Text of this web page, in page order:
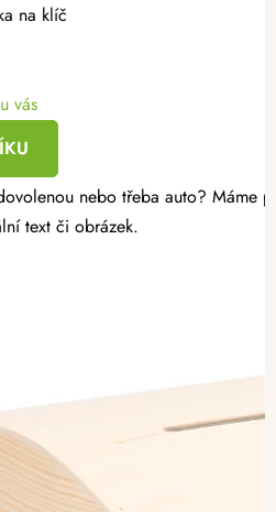
na klíč
vás
nebo třeba auto?
text či obrázek.